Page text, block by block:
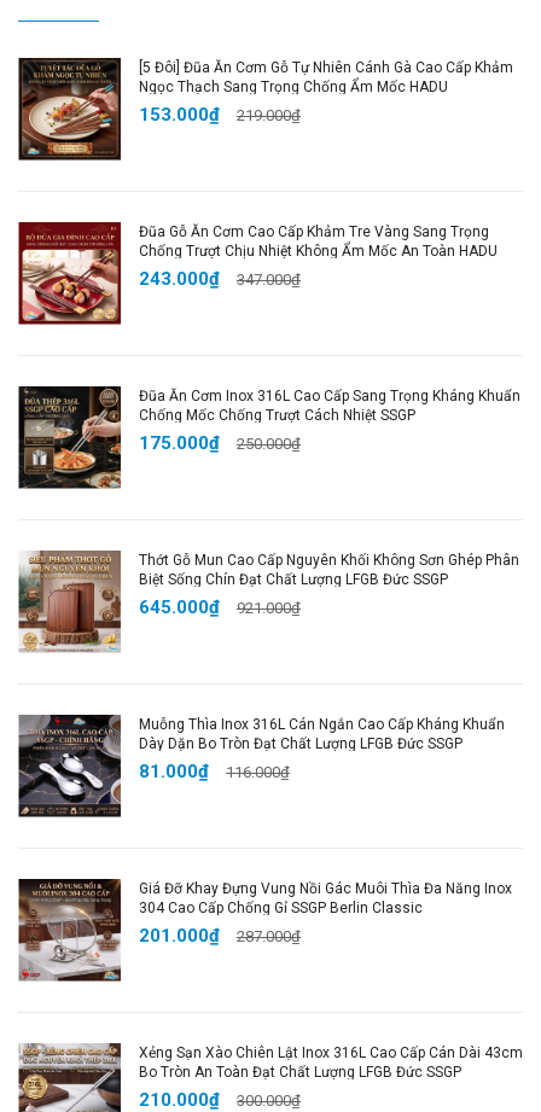
[5 Đôi] Đũa Ăn Cơm Gỗ Tự Nhiên Cánh Gà Cao Cấp Khảm
Ngọc Thạch Sang Trọng Chống Ẩm Mốc HADU
153.000₫ 219.000₫
Đũa Gỗ Ăn Cơm Cao Cấp Khảm Tre Vàng Sang Trọng
Chống Trượt Chịu Nhiệt Không Ẩm Mốc An Toàn HADU
243.000₫ 347.000₫
Đũa Ăn Cơm Inox 316L Cao Cấp Sang Trọng Kháng Khuẩn
Chống Mốc Chống Trượt Cách Nhiệt SSGP
175.000₫ 250.000₫
Thớt Gỗ Mun Cao Cấp Nguyên Khối Không Sơn Ghép Phân
Biệt Sống Chín Đạt Chất Lượng LFGB Đức SSGP
645.000₫ 921.000₫
Muỗng Thìa Inox 316L Cán Ngắn Cao Cấp Kháng Khuẩn
Dày Dặn Bo Tròn Đạt Chất Lượng LFGB Đức SSGP
81.000₫ 116.000₫
Giá Đỡ Khay Đựng Vung Nồi Gác Muôi Thìa Đa Năng Inox
304 Cao Cấp Chống Gỉ SSGP Berlin Classic
201.000₫ 287.000₫
Xẻng Sạn Xào Chiên Lật Inox 316L Cao Cấp Cán Dài 43cm
Bo Tròn An Toàn Đạt Chất Lượng LFGB Đức SSGP
210.000₫ 300.000₫